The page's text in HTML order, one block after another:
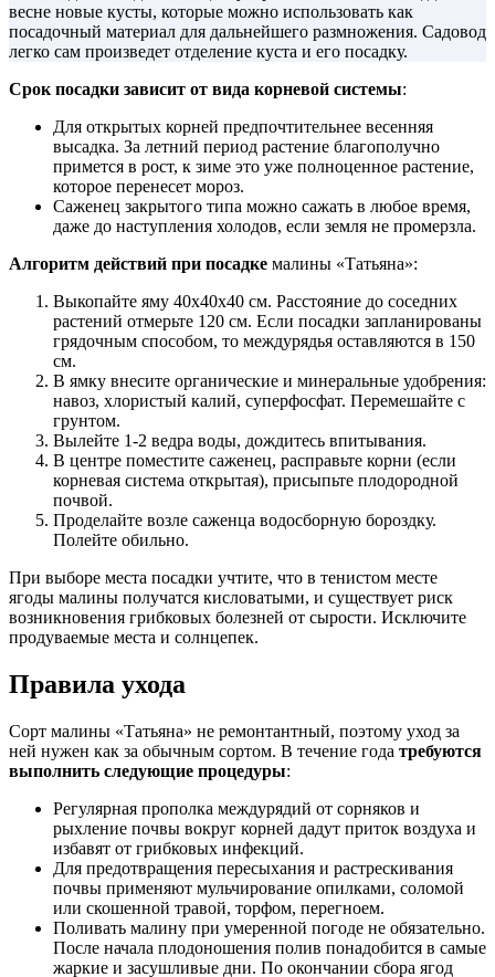
весне новые кусты, которые можно использовать как
посадочный материал для дальнейшего размножения. Садовод
легко сам произведет отделение куста и его посадку.
Срок посадки зависит от вида корневой системы:
Для открытых корней предпочтительнее весенняя
высадка. За летний период растение благополучно
примется в рост, к зиме это уже полноценное растение,
которое перенесет мороз.
Саженец закрытого типа можно сажать в любое время,
даже до наступления холодов, если земля не промерзла.
Алгоритм действий при посадке малины «Татьяна»:
Выкопайте яму 40х40х40 см. Расстояние до соседних
растений отмерьте 120 см. Если посадки запланированы
грядочным способом, то междурядья оставляются в 150
см.
В ямку внесите органические и минеральные удобрения:
навоз, хлористый калий, суперфосфат. Перемешайте с
грунтом.
Вылейте 1-2 ведра воды, дождитесь впитывания.
В центре поместите саженец, расправьте корни (если
корневая система открытая), присыпьте плодородной
почвой.
Проделайте возле саженца водосборную бороздку.
Полейте обильно.
При выборе места посадки учтите, что в тенистом месте
ягоды малины получатся кисловатыми, и существует риск
возникновения грибковых болезней от сырости. Исключите
продуваемые места и солнцепек.
Правила ухода
Сорт малины «Татьяна» не ремонтантный, поэтому уход за
ней нужен как за обычным сортом. В течение года требуются
выполнить следующие процедуры:
Регулярная прополка междурядий от сорняков и
рыхление почвы вокруг корней дадут приток воздуха и
избавят от грибковых инфекций.
Для предотвращения пересыхания и растрескивания
почвы применяют мульчирование опилками, соломой
или скошенной травой, торфом, перегноем.
Поливать малину при умеренной погоде не обязательно.
После начала плодоношения полив понадобится в самые
жаркие и засушливые дни. По окончании сбора ягод